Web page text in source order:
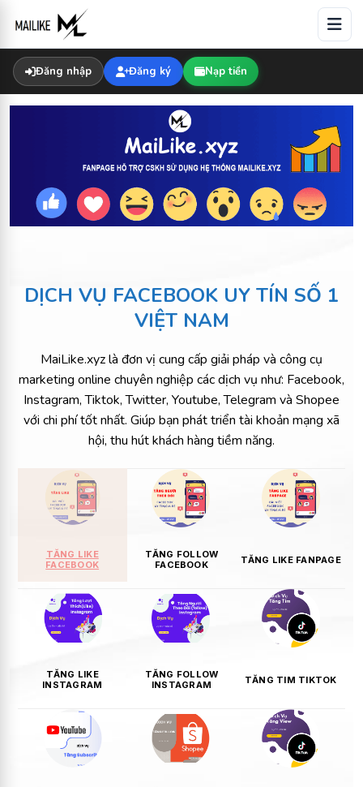
Đăng nhập Đăng ký Nạp tiền
DỊCH VỤ FACEBOOK UY TÍN SỐ 1
VIỆT NAM
MaiLike.xyz là đơn vị cung cấp giải pháp và công cụ
marketing online chuyên nghiệp các dịch vụ như: Facebook,
Instagram, Tiktok, Twitter, Youtube, Telegram và Shopee
với chi phí tốt nhất. Giúp bạn phát triển tài khoản mạng xã
hội, thu hút khách hàng tiềm năng.
TĂNG LIKE
FACEBOOK
TĂNG FOLLOW
FACEBOOK
TĂNG LIKE FANPAGE
TĂNG LIKE
INSTAGRAM
TĂNG FOLLOW
INSTAGRAM
TĂNG TIM TIKTOK